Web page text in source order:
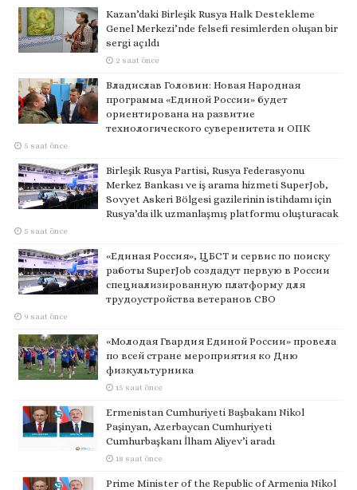
Kazan’daki Birleşik Rusya Halk Destekleme
Genel Merkezi’nde felsefi resimlerden oluşan bir
sergi açıldı
2 saat önce
Владислав Головин: Новая Народная
программа «Единой России» будет
ориентирована на развитие
технологического суверенитета и ОПК
5 saat önce
Birleşik Rusya Partisi, Rusya Federasyonu
Merkez Bankası ve iş arama hizmeti SuperJob,
Sovyet Askeri Bölgesi gazilerinin istihdamı için
Rusya’da ilk uzmanlaşmış platformu oluşturacak
5 saat önce
«Единая Россия», ЦБСТ и сервис по поиску
работы SuperJob создадут первую в России
специализированную платформу для
трудоустройства ветеранов СВО
9 saat önce
«Молодая Гвардия Единой России» провела
по всей стране мероприятия ко Дню
физкультурника
15 saat önce
Ermenistan Cumhuriyeti Başbakanı Nikol
Paşinyan, Azerbaycan Cumhuriyeti
Cumhurbaşkanı İlham Aliyev’i aradı
18 saat önce
Prime Minister of the Republic of Armenia Nikol